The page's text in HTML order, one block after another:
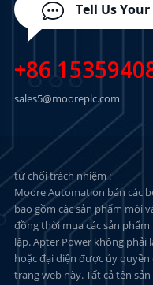
Tell Us Your
+86
sales5@mooreplc.com
từ chối trách nhiệm :
Moore Automation bán các
bao gồm các sản phẩm mới
đồng thời mua các sản
lập. Apter Power không phải
hoặc đại diện được ủy
trang web này. Tất cả tên